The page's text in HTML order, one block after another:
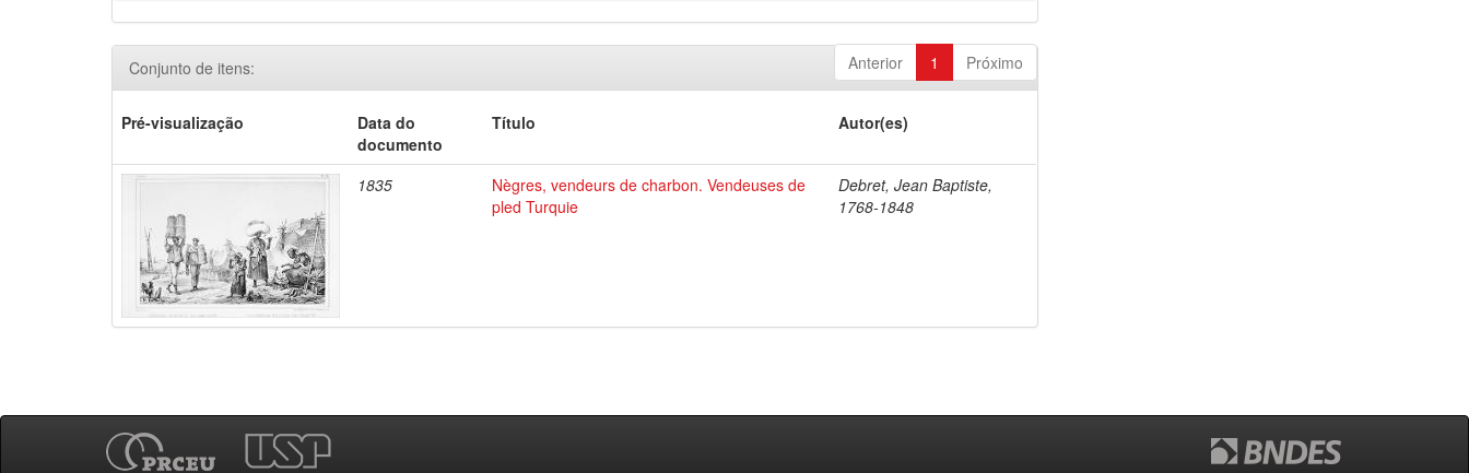
Anterior 1 Próximo
Conjunto de itens:
Pré-visualização
Data do
documento
Título Autor(es)
1835
Nègres, vendeurs de charbon. Vendeuses de
pled Turquie
Debret, Jean Baptiste,
1768-1848